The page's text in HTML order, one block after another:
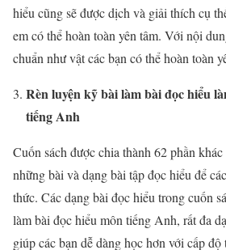
hiểu cũng sẽ được dịch và giải thích cụ
em có thể hoàn toàn yên tâm. Với nội
chuẩn như vật các bạn có thể hoàn toàn
Rèn luyện kỹ bài làm bài đọc hiểu
tiếng Anh
Cuốn sách được chia thành 62 phần
những bài và dạng bài tập đọc hiểu để
thức. Các dạng bài đọc hiểu trong cuốn
làm bài đọc hiểu môn tiếng Anh, rất đa
giúp các bạn dễ dàng học hơn với cấp